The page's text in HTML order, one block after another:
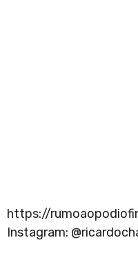
https://
Instagram: